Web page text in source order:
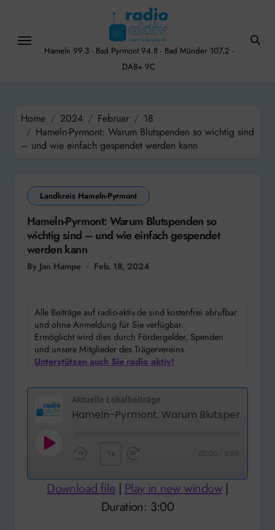
content
Hameln 99.3 - Bad Pyrmont 94.8 - Bad Münder 107.2 -
DAB+ 9C
Home 2024 Februar
18
Hameln-Pyrmont: Warum Blutspenden so wichtig sind
– und wie einfach gespendet werden kann
Landkreis Hameln-Pyrmont
Hameln-Pyrmont: Warum Blutspenden so
wichtig sind – und wie einfach gespendet
werden kann
By Jan Hampe Feb. 18, 2024
Alle Beiträge auf radio-aktiv.de sind kostenfrei abrufbar
und ohne Anmeldung für Sie verfügbar.
Ermöglicht wird dies durch Fördergelder, Spenden
und unsere Mitglieder des Trägervereins.
Unterstützen auch Sie radio aktiv!
Aktuelle Lokalbeiträge
Play
10
Seconds
1x
Forward
3:00
Download file| Play in new window|
Duration: 3:00